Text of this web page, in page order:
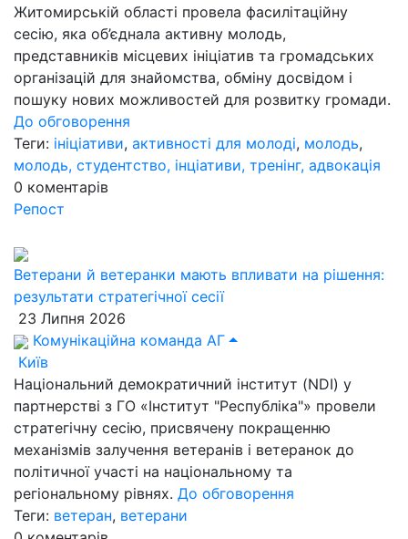
Житомирській області провела фасилітаційну
сесію, яка об’єднала активну молодь,
представників місцевих ініціатив та громадських
організацій для знайомства, обміну досвідом і
пошуку нових можливостей для розвитку громади.
До обговорення
Теги: ініціативи, активності для молоді, молодь,
молодь, студентство, інціативи, тренінг, адвокація
0 коментарів
Репост
Ветерани й ветеранки мають впливати на рішення:
результати стратегічної сесії
23 Липня 2026
Комунікаційна команда АГ
Київ
Національний демократичний інститут (NDI) у
партнерстві з ГО «Інститут "Республіка"» провели
стратегічну сесію, присвячену покращенню
механізмів залучення ветеранів і ветеранок до
політичної участі на національному та
регіональному рівнях. До обговорення
Теги: ветеран, ветерани